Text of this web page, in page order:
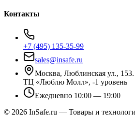
Контакты
+7 (495) 135-35-99
sales@insafe.ru
Москва, Люблинская ул., 153.
ТЦ «Люблю Молл», -1 уровень
Ежедневно 10:00 — 19:00
© 2026 InSafe.ru — Товары и